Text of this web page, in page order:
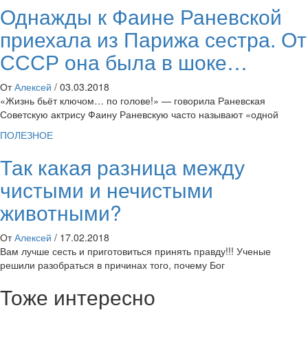
Однажды к Фаине Раневской
приехала из Парижа сестра. От
СССР она была в шоке…
От Алексей / 03.03.2018
«Жизнь бьёт ключом… по голове!» — говорила Раневская
Советскую актрису Фаину Раневскую часто называют «одной
ПОЛЕЗНОЕ
Так какая разница между
чистыми и нечистыми
животными?
От Алексей / 17.02.2018
Вам лучше сесть и приготовиться принять правду!!! Ученые
решили разобраться в причинах того, почему Бог
Тоже интересно